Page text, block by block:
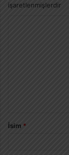
işaretlenmişlerdir
İsim *